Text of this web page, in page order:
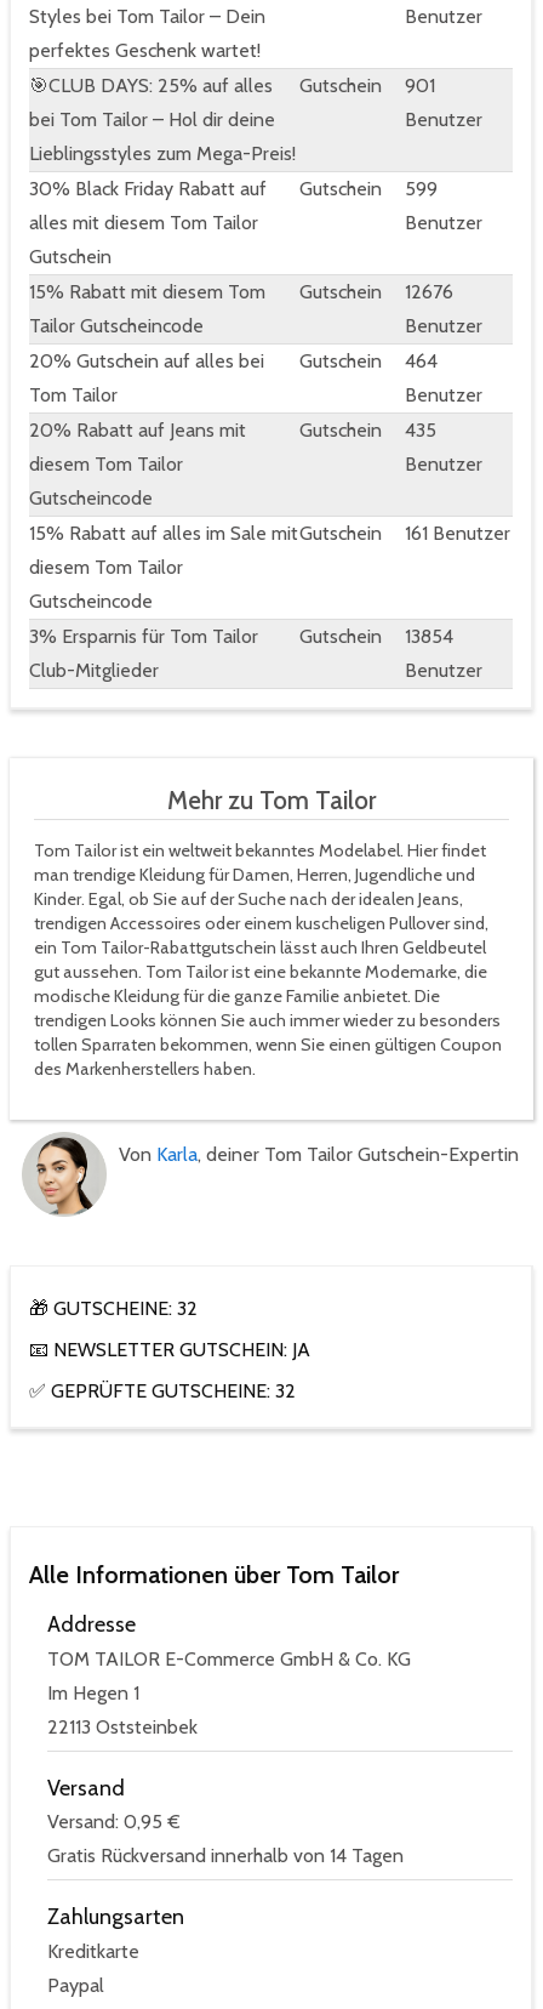
Styles bei Tom Tailor – Dein
perfektes Geschenk wartet!
Benutzer
🎯CLUB DAYS: 25% auf alles
bei Tom Tailor – Hol dir deine
Lieblingsstyles zum Mega-Preis!
Gutschein
901
Benutzer
30% Black Friday Rabatt auf
alles mit diesem Tom Tailor
Gutschein
Gutschein
599
Benutzer
15% Rabatt mit diesem Tom
Tailor Gutscheincode
Gutschein
12676
Benutzer
20% Gutschein auf alles bei
Tom Tailor
Gutschein
464
Benutzer
20% Rabatt auf Jeans mit
diesem Tom Tailor
Gutscheincode
Gutschein
435
Benutzer
15% Rabatt auf alles im Sale mit
diesem Tom Tailor
Gutscheincode
Gutschein 161 Benutzer
3% Ersparnis für Tom Tailor
Club-Mitglieder
Gutschein
13854
Benutzer
Mehr zu Tom Tailor
Tom Tailor ist ein weltweit bekanntes Modelabel. Hier findet
man trendige Kleidung für Damen, Herren, Jugendliche und
Kinder. Egal, ob Sie auf der Suche nach der idealen Jeans,
trendigen Accessoires oder einem kuscheligen Pullover sind,
ein Tom Tailor-Rabattgutschein lässt auch Ihren Geldbeutel
gut aussehen. Tom Tailor ist eine bekannte Modemarke, die
modische Kleidung für die ganze Familie anbietet. Die
trendigen Looks können Sie auch immer wieder zu besonders
tollen Sparraten bekommen, wenn Sie einen gültigen Coupon
des Markenherstellers haben.
Von Karla, deiner Tom Tailor Gutschein-Expertin
🎁 GUTSCHEINE: 32
📧 NEWSLETTER GUTSCHEIN: JA
✅ GEPRÜFTE GUTSCHEINE: 32
Alle Informationen über Tom Tailor
Addresse
TOM TAILOR E-Commerce GmbH & Co. KG
Im Hegen 1
22113 Oststeinbek
Versand
Versand: 0,95 €
Gratis Rückversand innerhalb von 14 Tagen
Zahlungsarten
Kreditkarte
Paypal